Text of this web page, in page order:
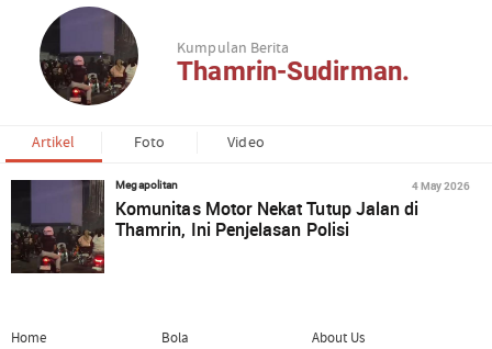
Kumpulan Berita
Thamrin-Sudirman.
Artikel Foto Video
Megapolitan 4 May 2026
Komunitas Motor Nekat Tutup Jalan di
Thamrin, Ini Penjelasan Polisi
Home
Bola
About Us